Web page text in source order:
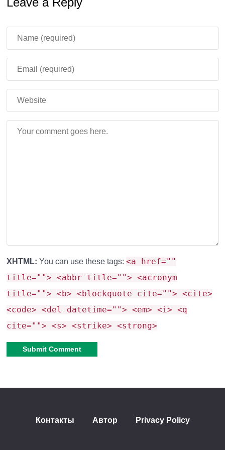
не может ездить на транспорте, но зато появляется
обновили модель и текстуры маленькой версии моба,
существе.
Сильнодействующая сера:
газ и извержения в Minecraft
разработчикиисправили дрожание во время этого
эффекта. Отбрасывание не действует на игроков в
творческом режиме.Время начала извержения
теперь привязано к местоположению блока и не
меняется после каждого цикла. Если вы поставите
лаву под блок, извержение станет бесконечным.
Следовательно,вы не сможете получить точеную
серу и киноварь через обработку серных кирпичей и
XHTML: You can use these tags: <a href=""
title=""> <abbr title=""> <acronym
title=""> <b> <blockquote cite=""> <cite>
<code> <del datetime=""> <em> <i> <q
cite=""> <s> <strike> <strong>
Контакты Автор Privacy Policy